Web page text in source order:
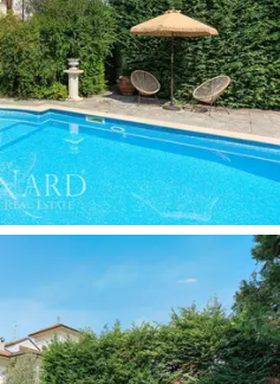
private hagen på 2400
av grøntområder som
Her finner du et
for avslapning om
utendørs
panoramaterrassene
ytterligere, og tilbyr
områder for utendørsliv i
av en privat
og sikkerhet